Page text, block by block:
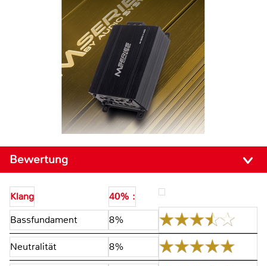
Bewertung
Klang
40% :
Bassfundament
8%
Neutralität 8%